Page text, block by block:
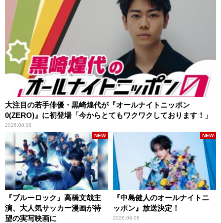
大注目の若手俳優・黒崎煌代が『オールナイトニッポン
0(ZERO)』に初登場「今からとてもワクワクしております！」
2026.08.08
『ブルーロック』高橋文哉主
演、大人気サッカー漫画が待
望の実写映画に
NEW
『中島健人のオールナイトニ
ッポン』放送決定！
2026.08.08
NEW